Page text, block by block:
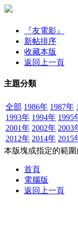
『友電影』
新帖排序
收藏本版
返回上一頁
主題分類
全部 1986年 1987年
1993年 1994年 1995
2001年 2002年 2003
2012年 2014年 2015
本版塊或指定的範
首頁
電腦版
返回上一頁